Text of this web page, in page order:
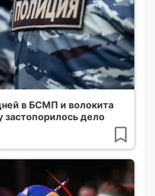
в БСМП и волокита
застопорилось дело